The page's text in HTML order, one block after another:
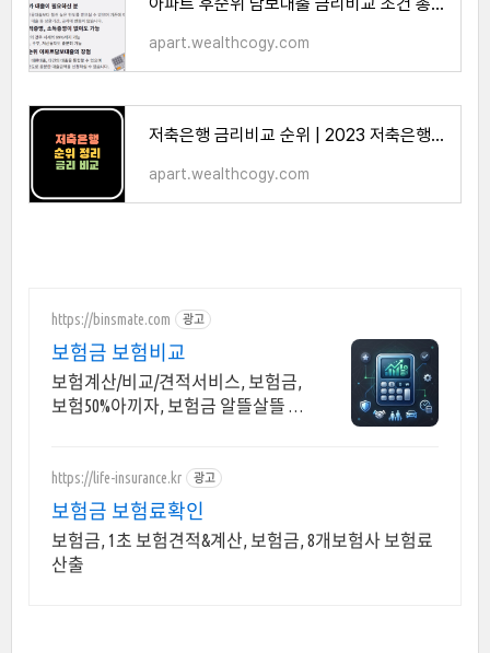
아파트 후순위 담보대출 금리비교 조건 총정리
apart.wealthcogy.com
저축은행 금리비교 순위 | 2023 저축은행 예금, 대출 금리비교
apart.wealthcogy.com
https://binsmate.com 광고
보험금 보험비교
보험계산/비교/견적서비스, 보험금,
보험50%아끼자, 보험금 알뜰살뜰 가
https://life-insurance.kr 광고
보험금 보험료확인
보험금, 1초 보험견적&계산, 보험금, 8개보험사 보험료
산출